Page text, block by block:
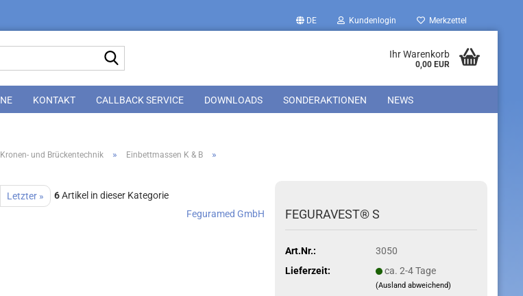
DE Kundenlogin Merkzettel
Ihr Warenkorb
0,00 EUR
KONTAKT CALLBACK SERVICE DOWNLOADS SONDERAKTIONEN NEWS
Kronen- und Brückentechnik » Einbettmassen K & B »
Letzter » 6Artikel in dieser Kategorie
Feguramed GmbH
FEGURAVEST® S
Art.Nr.:
3050
Lieferzeit:
ca. 2-4 Tage
(Ausland abweichend)